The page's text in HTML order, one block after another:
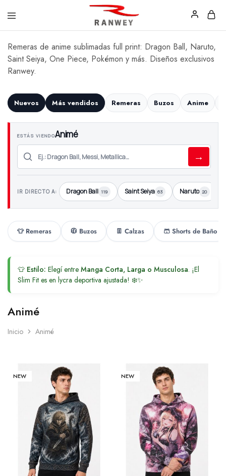
|
Tu
Estilo,
Estilo,
Tu
Diseño
y
Calzas
Remeras de anime sublimadas full print: Dragon Ball, Naruto,
Saint Seiya, One Piece, Pokémon y más. Diseños exclusivos
Ranwey.
Nuevos Más vendidos Remeras Buzos Anime
ESTÁS VIENDOAnimé
→
IR DIRECTO A: Dragon Ball 119 Saint Seiya 63 Naruto 20
👕 Remeras 🧥 Buzos 👖 Calzas 🩳 Shorts de Baño
👕 Estilo: Elegí entre Manga Corta, Larga o Musculosa. ¡El
Slim Fit es en lycra deportiva ajustada! ❄️✨
Animé
Inicio Animé
NEW NEW